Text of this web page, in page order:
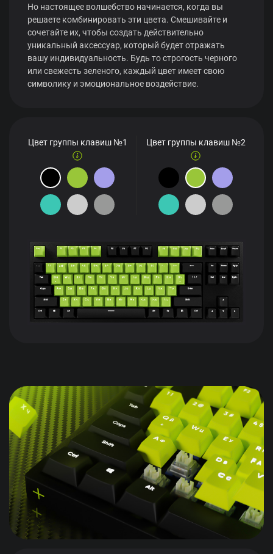
Но настоящее волшебство начинается, когда вы
решаете комбинировать эти цвета. Смешивайте и
сочетайте их, чтобы создать действительно
уникальный аксессуар, который будет отражать
вашу индивидуальность. Будь то строгость черного
или свежесть зеленого, каждый цвет имеет свою
символику и эмоциональное воздействие.
Цвет группы клавиш №1 Цвет группы клавиш №2